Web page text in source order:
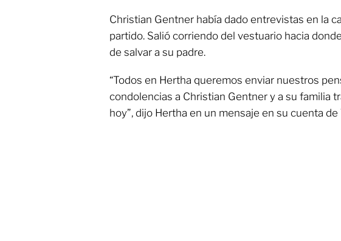
Christian Gentner había dado entrevistas en la
partido. Salió corriendo del vestuario hacia
de salvar a su padre.
“Todos en Hertha queremos enviar nuestros
condolencias a Christian Gentner y a su familia
hoy”, dijo Hertha en un mensaje en su cuenta de